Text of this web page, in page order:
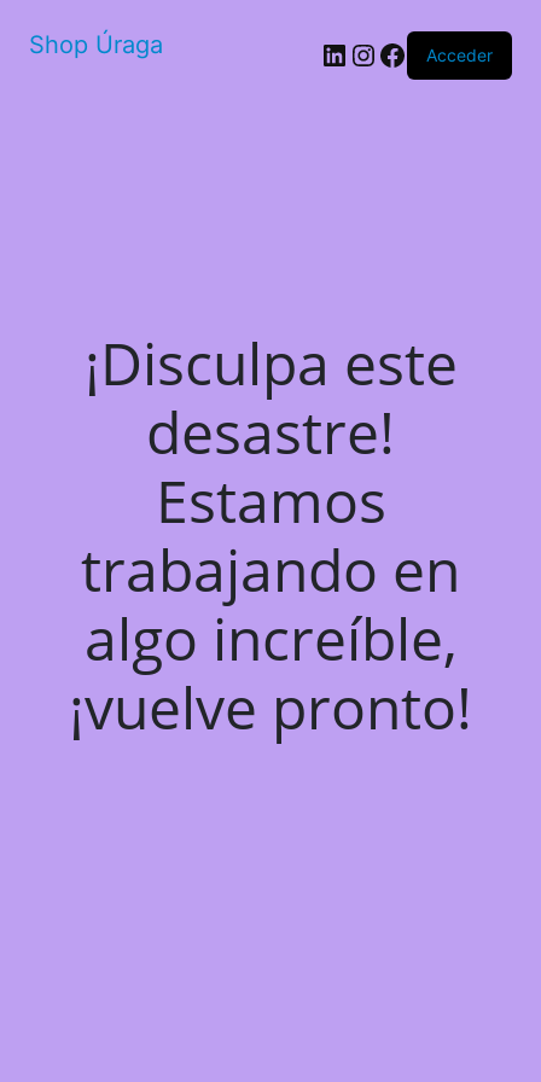
Shop Úraga LinkedIn
Instagram
Facebook
Acceder
¡Disculpa este
desastre!
Estamos
trabajando en
algo increíble,
¡vuelve pronto!